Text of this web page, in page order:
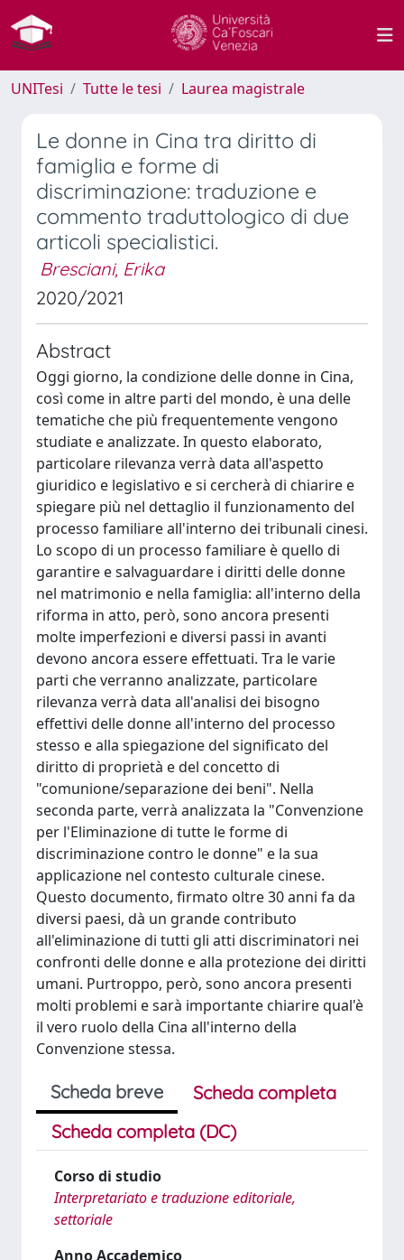
UNITesi Tutte le tesi Laurea magistrale
Le donne in Cina tra diritto di
famiglia e forme di
discriminazione: traduzione e
commento traduttologico di due
articoli specialistici.
Bresciani, Erika
2020/2021
Abstract
Oggi giorno, la condizione delle donne in Cina,
così come in altre parti del mondo, è una delle
tematiche che più frequentemente vengono
studiate e analizzate. In questo elaborato,
particolare rilevanza verrà data all'aspetto
giuridico e legislativo e si cercherà di chiarire e
spiegare più nel dettaglio il funzionamento del
processo familiare all'interno dei tribunali cinesi.
Lo scopo di un processo familiare è quello di
garantire e salvaguardare i diritti delle donne
nel matrimonio e nella famiglia: all'interno della
riforma in atto, però, sono ancora presenti
molte imperfezioni e diversi passi in avanti
devono ancora essere effettuati. Tra le varie
parti che verranno analizzate, particolare
rilevanza verrà data all'analisi dei bisogno
effettivi delle donne all'interno del processo
stesso e alla spiegazione del significato del
diritto di proprietà e del concetto di
"comunione/separazione dei beni". Nella
seconda parte, verrà analizzata la "Convenzione
per l'Eliminazione di tutte le forme di
discriminazione contro le donne" e la sua
applicazione nel contesto culturale cinese.
Questo documento, firmato oltre 30 anni fa da
diversi paesi, dà un grande contributo
all'eliminazione di tutti gli atti discriminatori nei
confronti delle donne e alla protezione dei diritti
umani. Purtroppo, però, sono ancora presenti
molti problemi e sarà importante chiarire qual'è
il vero ruolo della Cina all'interno della
Convenzione stessa.
Scheda breve
Scheda completa
Scheda completa (DC)
Corso di studio
Interpretariato e traduzione editoriale,
settoriale
Anno Accademico